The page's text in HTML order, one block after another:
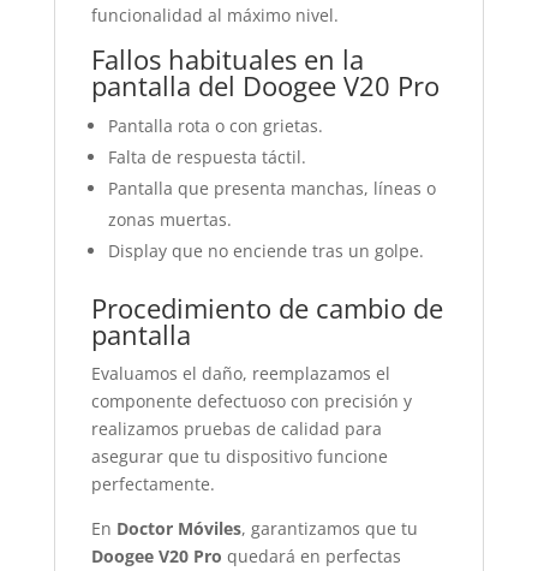
funcionalidad al máximo nivel.
Fallos habituales en la
pantalla del Doogee V20 Pro
Pantalla rota o con grietas.
Falta de respuesta táctil.
Pantalla que presenta manchas, líneas o
zonas muertas.
Display que no enciende tras un golpe.
Procedimiento de cambio de
pantalla
Evaluamos el daño, reemplazamos el
componente defectuoso con precisión y
realizamos pruebas de calidad para
asegurar que tu dispositivo funcione
perfectamente.
En Doctor Móviles, garantizamos que tu
Doogee V20 Pro quedará en perfectas